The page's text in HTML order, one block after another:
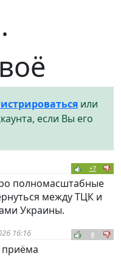
или
если Вы его
+7
полномасштабные
между ТЦК и
Украины.
16:16 0
приёма